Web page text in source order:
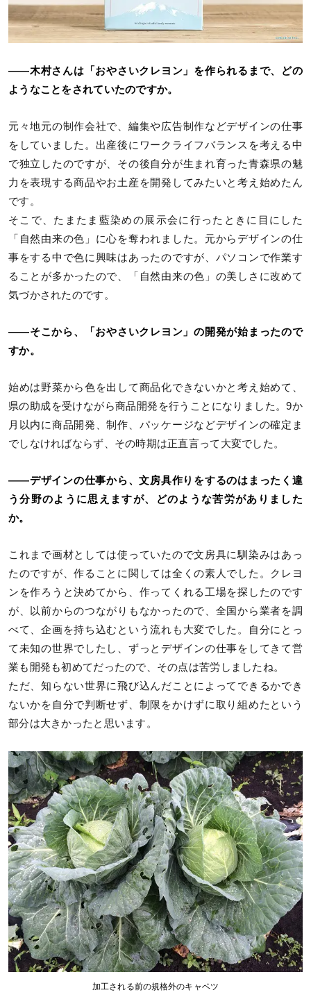
――木村さんは「おやさいクレヨン」を作られるまで、どの
ようなことをされていたのですか。
元々地元の制作会社で、編集や広告制作などデザインの仕事
をしていました。出産後にワークライフバランスを考える中
で独立したのですが、その後自分が生まれ育った青森県の魅
力を表現する商品やお土産を開発してみたいと考え始めたん
です。
そこで、たまたま藍染めの展示会に行ったときに目にした
「自然由来の色」に心を奪われました。元からデザインの仕
事をする中で色に興味はあったのですが、パソコンで作業す
ることが多かったので、「自然由来の色」の美しさに改めて
気づかされたのです。
――そこから、「おやさいクレヨン」の開発が始まったので
すか。
始めは野菜から色を出して商品化できないかと考え始めて、
県の助成を受けながら商品開発を行うことになりました。9か
月以内に商品開発、制作、パッケージなどデザインの確定ま
でしなければならず、その時期は正直言って大変でした。
――デザインの仕事から、文房具作りをするのはまったく違
う分野のように思えますが、どのような苦労がありました
か。
これまで画材としては使っていたので文房具に馴染みはあっ
たのですが、作ることに関しては全くの素人でした。クレヨ
ンを作ろうと決めてから、作ってくれる工場を探したのです
が、以前からのつながりもなかったので、全国から業者を調
べて、企画を持ち込むという流れも大変でした。自分にとっ
て未知の世界でしたし、ずっとデザインの仕事をしてきて営
業も開発も初めてだったので、その点は苦労しましたね。
ただ、知らない世界に飛び込んだことによってできるかでき
ないかを自分で判断せず、制限をかけずに取り組めたという
部分は大きかったと思います。
加工される前の規格外のキャベツ